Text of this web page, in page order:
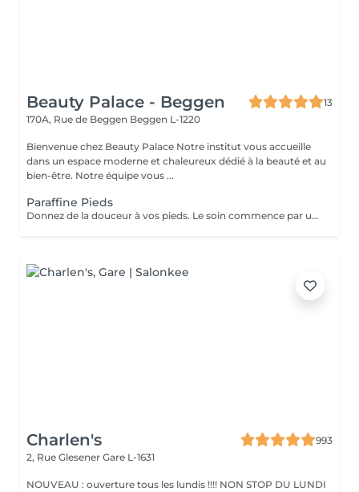
Beauty Palace - Beggen
13
170A, Rue de Beggen Beggen L-1220
Bienvenue chez Beauty Palace Notre institut vous accueille
dans un espace moderne et chaleureux dédié à la beauté et au
bien-être. Notre équipe vous ...
Paraffine Pieds
Donnez de la douceur à vos pieds. Le soin commence par un gommage de la demi-jambe et des pieds, puis avec un grand pinceau la spécialiste de beauté applique la paraffine chaude sur chaque pieds, ce masque va poser environ 15 min, puis vient le moment de la détente: le modelage des pieds, relaxation suprême. Résultat des pieds doux comme une peau de bébé.
Charlen's
993
2, Rue Glesener Gare L-1631
NOUVEAU : ouverture tous les lundis !!!! NON STOP DU LUNDI